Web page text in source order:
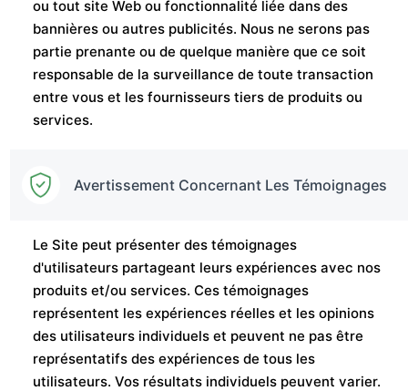
ou tout site Web ou fonctionnalité liée dans des
bannières ou autres publicités. Nous ne serons pas
partie prenante ou de quelque manière que ce soit
responsable de la surveillance de toute transaction
entre vous et les fournisseurs tiers de produits ou
services.
Avertissement Concernant Les Témoignages
Le Site peut présenter des témoignages
d'utilisateurs partageant leurs expériences avec nos
produits et/ou services. Ces témoignages
représentent les expériences réelles et les opinions
des utilisateurs individuels et peuvent ne pas être
représentatifs des expériences de tous les
utilisateurs. Vos résultats individuels peuvent varier.